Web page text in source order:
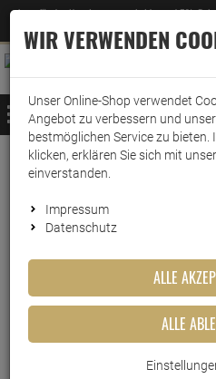
Jetzt für den Newsletter entscheiden und 5%
–Zum
MENÜ
Weiter einkaufen www.wark24.de
Riemerschmid Bar-Sirup
Riemerschmid
Vanille 0,25
Artikel-Nummer:10016220
WIR VERWENDEN
Unser Online-Shop verwendet
Angebot zu verbessern und
bestmöglichen Service zu bieten.
klicken, erklären Sie sich mit
einverstanden.
Impressum
Datenschutz
ALLE
ALLE